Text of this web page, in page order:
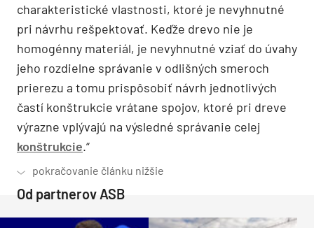
charakteristické vlastnosti, ktoré je nevyhnutné
pri návrhu rešpektovať. Keďže drevo nie je
homogénny materiál, je nevyhnutné vziať do úvahy
jeho rozdielne správanie v odlišných smeroch
prierezu a tomu prispôsobiť návrh jednotlivých
častí konštrukcie vrátane spojov, ktoré pri dreve
výrazne vplývajú na výsledné správanie celej
konštrukcie.“
Od partnerov ASB